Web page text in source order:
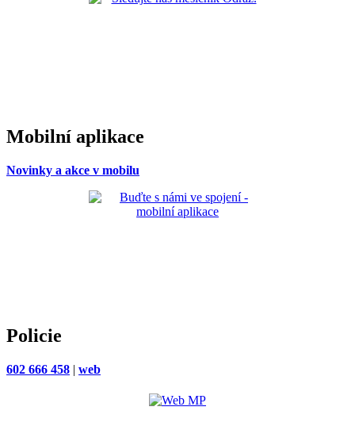
Mobilní aplikace
Novinky a akce v mobilu
Policie
602 666 458 | web